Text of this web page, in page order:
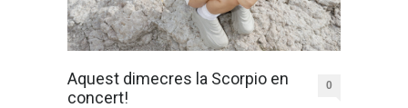
Aquest dimecres la Scorpio en
concert!
0